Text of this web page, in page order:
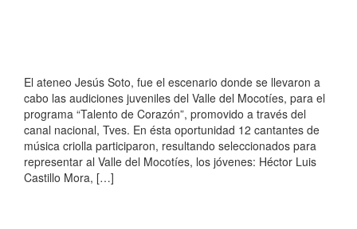
El ateneo Jesús Soto, fue el escenario donde se llevaron a
cabo las audiciones juveniles del Valle del Mocotíes, para el
programa “Talento de Corazón”, promovido a través del
canal nacional, Tves. En ésta oportunidad 12 cantantes de
música criolla participaron, resultando seleccionados para
representar al Valle del Mocotíes, los jóvenes: Héctor Luis
Castillo Mora, […]